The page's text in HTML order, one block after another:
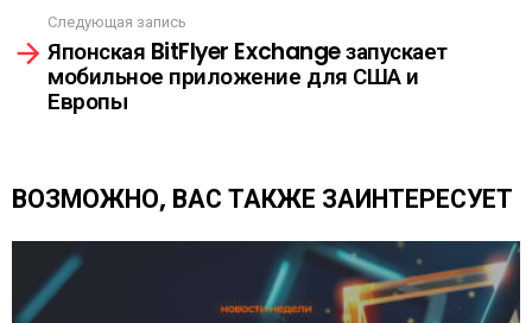
ь
Следующая запись
Японская BitFlyer Exchange запускает
мобильное приложение для США и
Европы
ВОЗМОЖНО, ВАС ТАКЖЕ ЗАИНТЕРЕСУЕТ